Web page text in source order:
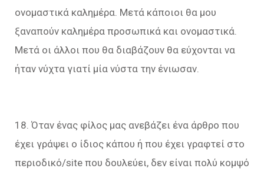
ονομαστικά καλημέρα. Μετά κάποιοι θα μου
ξαναπούν καλημέρα προσωπικά και ονομαστικά.
Μετά οι άλλοι που θα διαβάζουν θα εύχονται να
ήταν νύχτα γιατί μία νύστα την ένιωσαν.
18. Όταν ένας φίλος μας ανεβάζει ένα άρθρο που
έχει γράψει ο ίδιος κάπου ή που έχει γραφτεί στο
περιοδικό/site που δουλεύει, δεν είναι πολύ κομψό